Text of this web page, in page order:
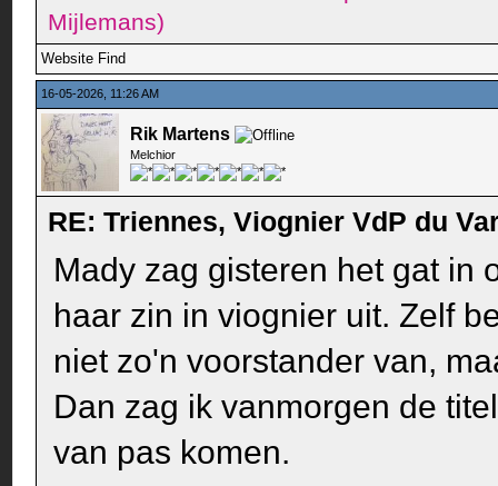
Mijlemans)
Website Find
16-05-2026, 11:26 AM
Rik Martens
Melchior
RE: Triennes, Viognier VdP du
Mady zag gisteren het gat in
haar zin in viognier uit. Zelf
niet zo'n voorstander van,
Dan zag ik vanmorgen de
van pas komen.